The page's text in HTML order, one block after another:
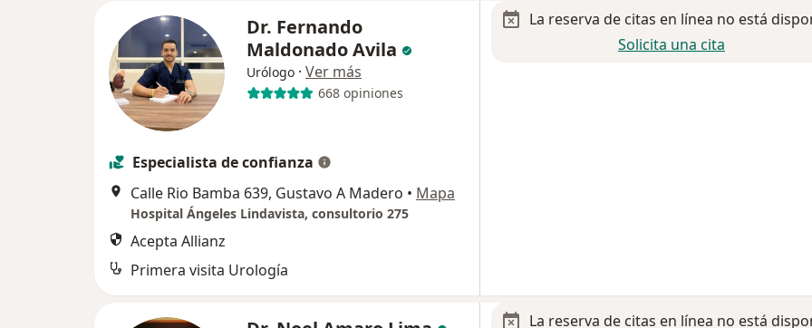
Dr. Fernando
Maldonado Avila
Urólogo · Ver más
668 opiniones
Especialista de confianza
Calle Rio Bamba 639, Gustavo A Madero • Mapa
Hospital Ángeles Lindavista, consultorio 275
Acepta Allianz
Primera visita Urología
La reserva de citas en línea no está
Solicita una cita
La reserva de citas en línea no está